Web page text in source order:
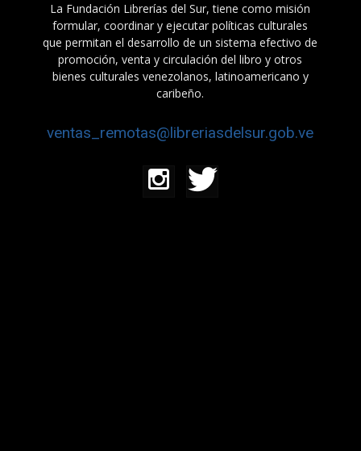
La Fundación Librerías del Sur, tiene como misión
formular, coordinar y ejecutar políticas culturales
que permitan el desarrollo de un sistema efectivo de
promoción, venta y circulación del libro y otros
bienes culturales venezolanos, latinoamericano y
caribeño.
ventas_remotas@libreriasdelsur.gob.ve